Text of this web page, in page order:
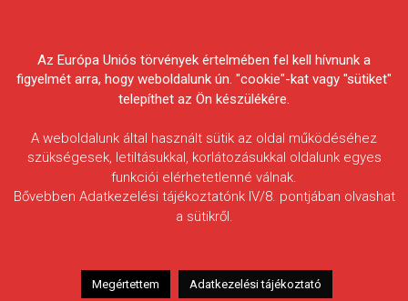
Egyesületek Szövetsége
Adamik Balázs
Halfaj: Ponty
Fogott hal adatai: 14 kg
Az Európa Uniós törvények értelmében fel kell hívnunk a
figyelmét arra, hogy weboldalunk ún. "cookie"-kat vagy "sütiket"
telepíthet az Ön készülékére.
A weboldalunk által használt sütik az oldal működéséhez
szükségesek, letiltásukkal, korlátozásukkal oldalunk egyes
funkciói elérhetetlenné válnak.
Bővebben Adatkezelési tájékoztatónk IV/8. pontjában olvashat
a sütikről.
Megértettem Adatkezelési tájékoztató